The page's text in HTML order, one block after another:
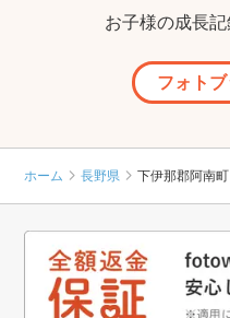
お子様の成長記
フォト
ホーム 長野県 下伊那郡阿南町